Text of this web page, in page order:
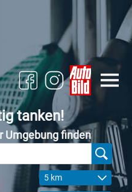
tanken!
Umgebung finden
5 km